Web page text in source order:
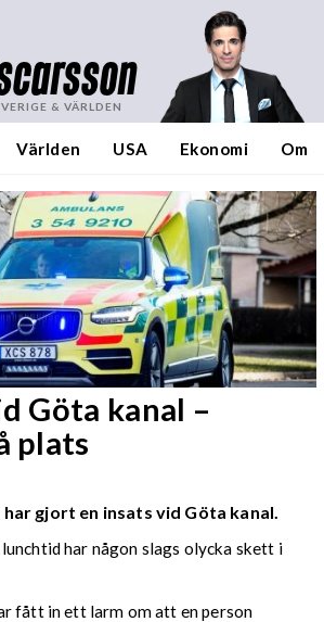
& VÄRLDEN
Världen USA Ekonomi Om
Göta kanal –
plats
gjort en insats vid Göta kanal.
har någon slags olycka skett i
fått in ett larm om att en person